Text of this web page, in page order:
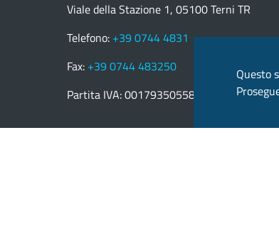
Viale della Stazione 1, 05100 Terni TR
Telefono: +39 0744 4831
Fax: +39 0744 483250
Partita IVA: 00179350558
Questo